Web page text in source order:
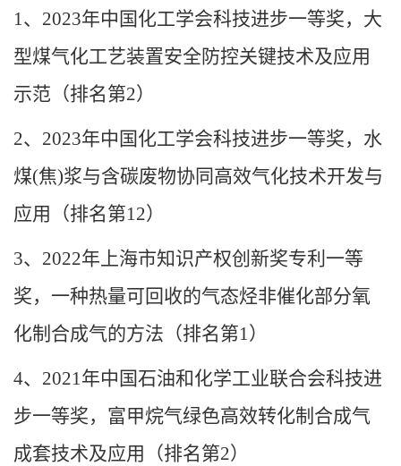
1、 2023年中国化工学会科技进步一等奖，大
型煤气化工艺装置安全防控关键技术及应用
示范（排名第2）
2、 2023年中国化工学会科技进步一等奖，水
煤(焦)浆与含碳废物协同高效气化技术开发与
应用（排名第12）
3、 2022年上海市知识产权创新奖专利一等
奖，一种热量可回收的气态烃非催化部分氧
化制合成气的方法（排名第1）
4、 2021年中国石油和化学工业联合会科技进
步一等奖，富甲烷气绿色高效转化制合成气
成套技术及应用（排名第2）